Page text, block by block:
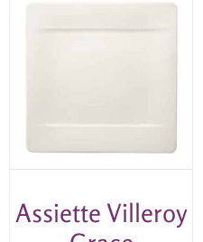
Assiette Villeroy